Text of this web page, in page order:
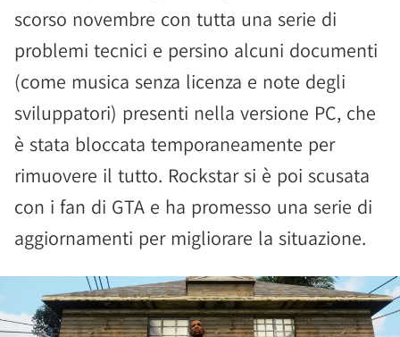
scorso novembre con tutta una serie di
problemi tecnici e persino alcuni documenti
(come musica senza licenza e note degli
sviluppatori) presenti nella versione PC, che
è stata bloccata temporaneamente per
rimuovere il tutto. Rockstar si è poi scusata
con i fan di GTA e ha promesso una serie di
aggiornamenti per migliorare la situazione.